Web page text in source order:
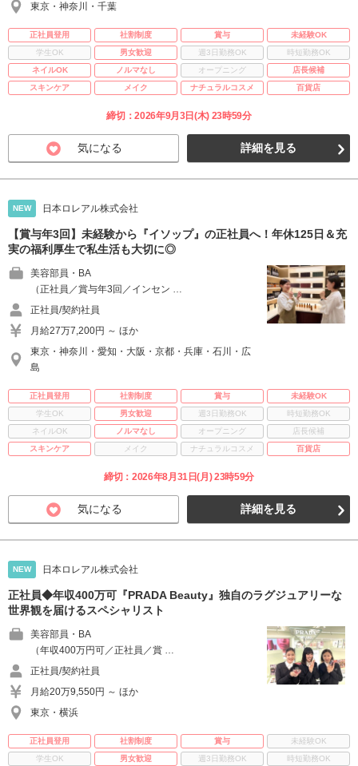
東京・神奈川・千葉
正社員登用 社割制度 賞与
未経験OK
学生OK
男女歓迎 週3日勤務OK
時短勤務OK
ネイルOK
ノルマなし オープニング
店長候補
スキンケア
メイク ナチュラルコスメ 百貨店
締切：2026年9月3日(木) 23時59分
気になる 詳細を見る
NEW 日本ロレアル株式会社
【賞与年3回】未経験から『イソップ』の正社員へ！年休125日＆充
実の福利厚生で私生活も大切に◎
美容部員・BA
（正社員／賞与年3回／インセン …
正社員/契約社員
月給27万7,200円 ～ ほか
東京・神奈川・愛知・大阪・京都・兵庫・石川・広
島
正社員登用 社割制度 賞与
未経験OK
学生OK
男女歓迎 週3日勤務OK
時短勤務OK
ネイルOK
ノルマなし オープニング
店長候補
スキンケア
メイク ナチュラルコスメ 百貨店
締切：2026年8月31日(月) 23時59分
気になる 詳細を見る
NEW 日本ロレアル株式会社
正社員◆年収400万可『PRADA Beauty』独自のラグジュアリーな
世界観を届けるスペシャリスト
美容部員・BA
（年収400万円可／正社員／賞 …
正社員/契約社員
月給20万9,550円 ～ ほか
東京・横浜
正社員登用 社割制度 賞与
未経験OK
学生OK
男女歓迎 週3日勤務OK
時短勤務OK